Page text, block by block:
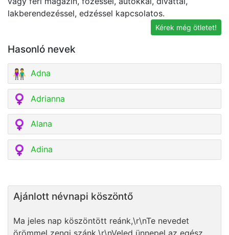
lakberendezéssel, edzéssel kapcsolatos.
Kérek még ötletet!
Hasonló nevek
Adna
Adrianna
Alana
Adina
Ajánlott névnapi köszöntő
Ma jeles nap köszöntött reánk,\r\nTe nevedet
örömmel zengi szánk.\r\nVeled ünnepel az egész